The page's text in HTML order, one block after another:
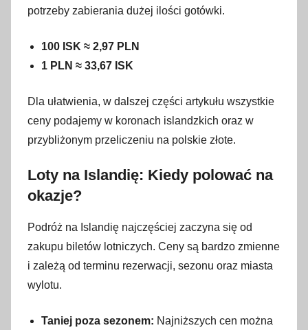
potrzeby zabierania dużej ilości gotówki.
100 ISK ≈ 2,97 PLN
1 PLN ≈ 33,67 ISK
Dla ułatwienia, w dalszej części artykułu wszystkie
ceny podajemy w koronach islandzkich oraz w
przybliżonym przeliczeniu na polskie złote.
Loty na Islandię: Kiedy polować na
okazje?
Podróż na Islandię najczęściej zaczyna się od
zakupu biletów lotniczych. Ceny są bardzo zmienne
i zależą od terminu rezerwacji, sezonu oraz miasta
wylotu.
Taniej poza sezonem: Najniższych cen można